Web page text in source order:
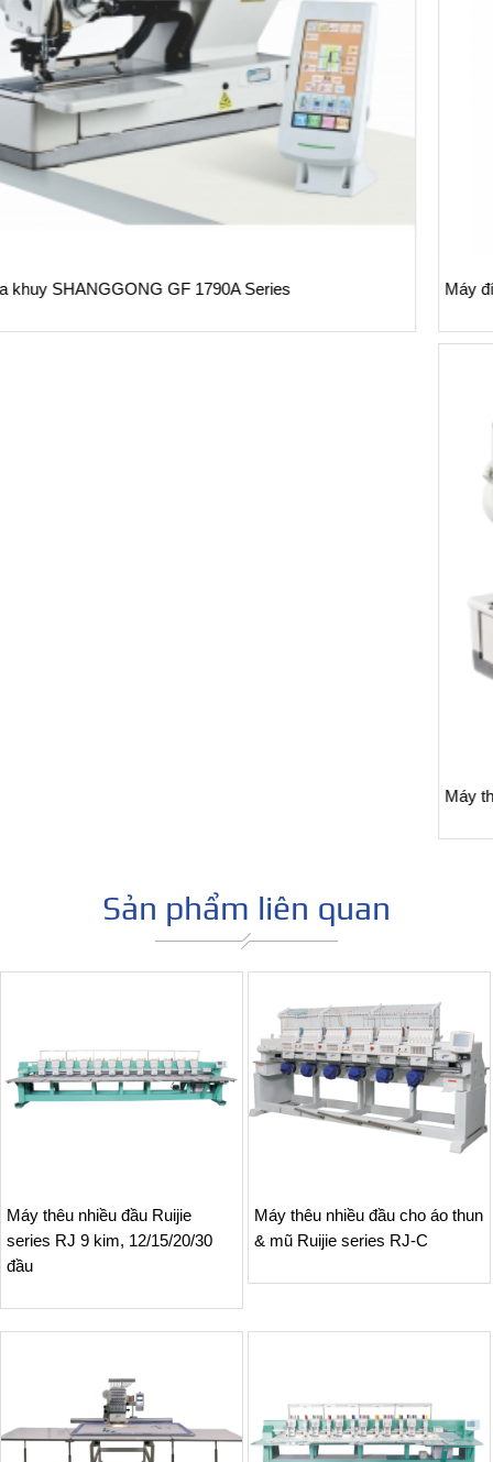
Máy đính bọ dạng cơ tốc độ cao Siruba PK522
Sản phẩm liên quan
Máy thêu nhiều đầu Ruijie
series RJ 9 kim, 12/15/20/30
đầu
Máy thêu nhiều đầu cho áo thun
& mũ Ruijie series RJ-C